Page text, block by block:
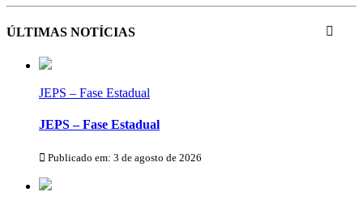
ÚLTIMAS NOTÍCIAS
JEPS – Fase Estadual
JEPS – Fase Estadual
Publicado em: 3 de agosto de 2026